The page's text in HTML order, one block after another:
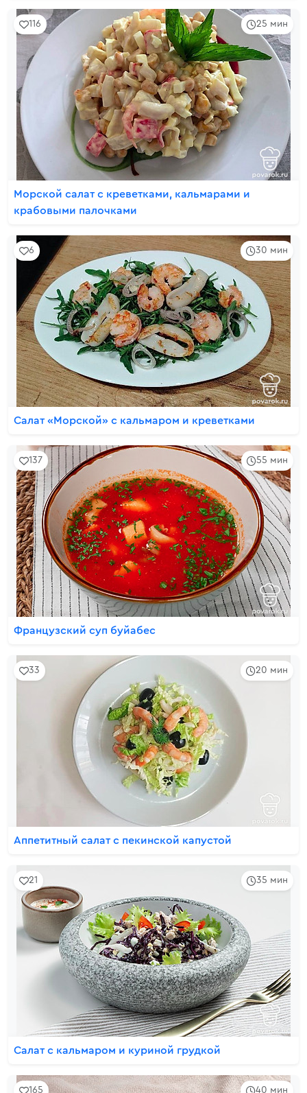
25 мин
116
Морской салат с креветками, кальмарами и
крабовыми палочками
30 мин
6
Салат «Морской» с кальмаром и креветками
55 мин
137
Французский суп буйабес
20 мин
33
Аппетитный салат с пекинской капустой
35 мин
21
Салат с кальмаром и куриной грудкой
40 мин
165